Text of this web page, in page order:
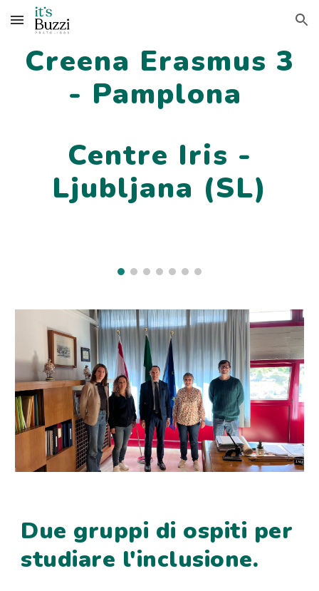
Skip to main content Skip to navigation
Creena Erasmus 3
- Pamplona
Centre Iris -
Ljubljana (SL)
Due gruppi di ospiti per
studiare l'inclusione.